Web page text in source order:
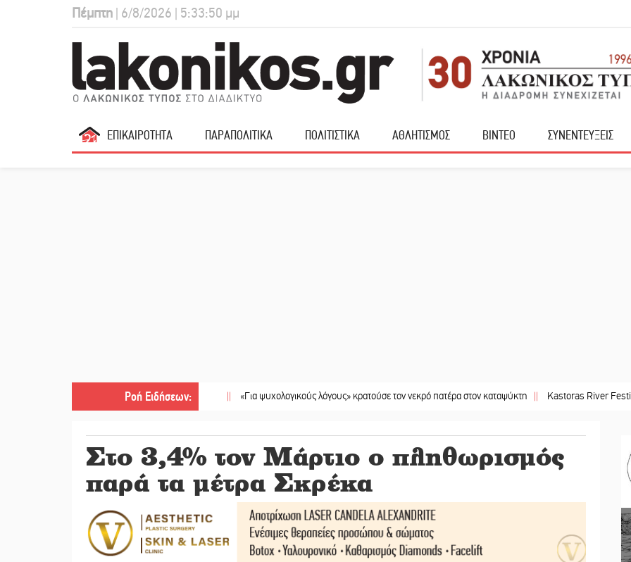
Πέμπτη | 6/8/2026 | 5:33:51 μμ
ΕΠΙΚΑΙΡΟΤΗΤΑ ΠΑΡΑΠΟΛΙΤΙΚΑ ΠΟΛΙΤΙΣΤΙΚΑ ΑΘΛΗΤΙΣΜΟΣ ΒΙΝΤΕΟ ΣΥΝΕΝΤΕΥΞΕΙΣ
Ροή Ειδήσεων:
|| «Για ψυχολογικούς λόγους» κρατούσε τον νεκρό πατέρα στον καταψύκτη || Kastoras River Festival 2026: Ένα
Στο 3,4% τον Μάρτιο ο πληθωρισμός
παρά τα μέτρα Σκρέκα